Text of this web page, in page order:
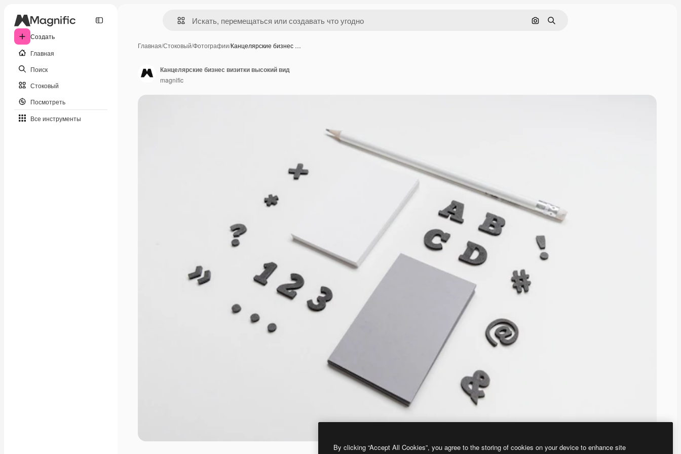
Создать
Главная
Поиск
Стоковый
Посмотреть
Все инструменты
Поиск по изображению
Поиск
Главная/Стоковый/Фотографии/Канцелярские бизнес …
Канцелярские бизнес визитки высокий вид
magnific
By clicking “Accept All Cookies”, you agree to the storing of cookies on your device to enhance site